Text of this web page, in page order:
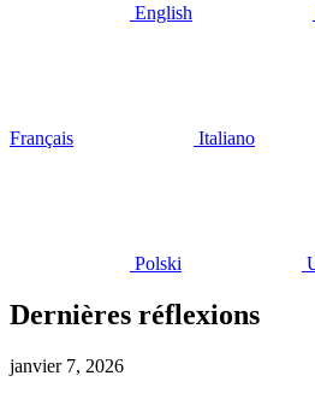
English
Français Italiano
Polski
Dernières réflexions
janvier 7, 2026